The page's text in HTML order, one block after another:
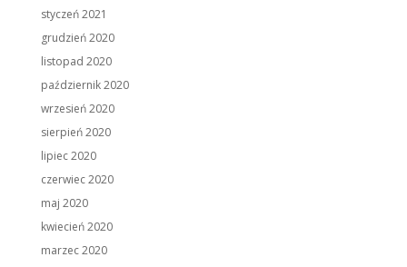
styczeń 2021
grudzień 2020
listopad 2020
październik 2020
wrzesień 2020
sierpień 2020
lipiec 2020
czerwiec 2020
maj 2020
kwiecień 2020
marzec 2020